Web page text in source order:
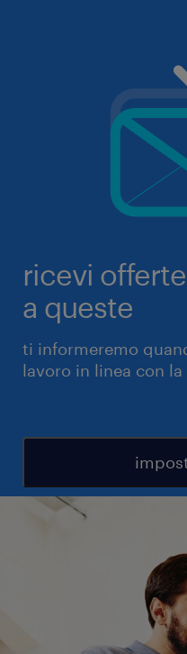
ricevi
a queste
ti informeremo
lavoro in linea con